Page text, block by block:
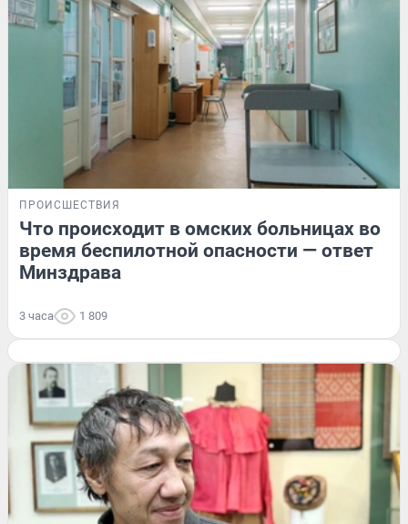
ПРОИСШЕСТВИЯ
Что происходит в омских больницах во
время беспилотной опасности — ответ
Минздрава
3 часа 1 809